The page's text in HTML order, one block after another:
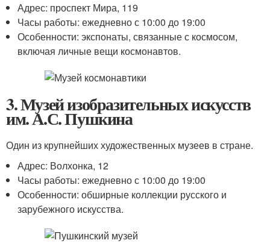
Адрес: проспект Мира, 119
Часы работы: ежедневно с 10:00 до 19:00
Особенности: экспонаты, связанные с космосом,
включая личные вещи космонавтов.
3. Музей изобразительных искусств
им. А.С. Пушкина
Один из крупнейших художественных музеев в стране.
Адрес: Волхонка, 12
Часы работы: ежедневно с 10:00 до 19:00
Особенности: обширные коллекции русского и
зарубежного искусства.